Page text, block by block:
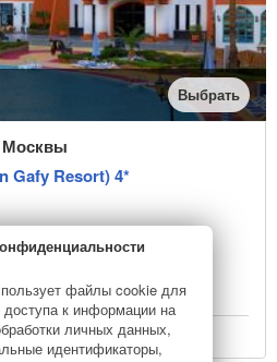
Выбрать
Москвы
Gafy Resort) 4*
файлы cookie для
к информации на
личных данных,
идентификаторы,